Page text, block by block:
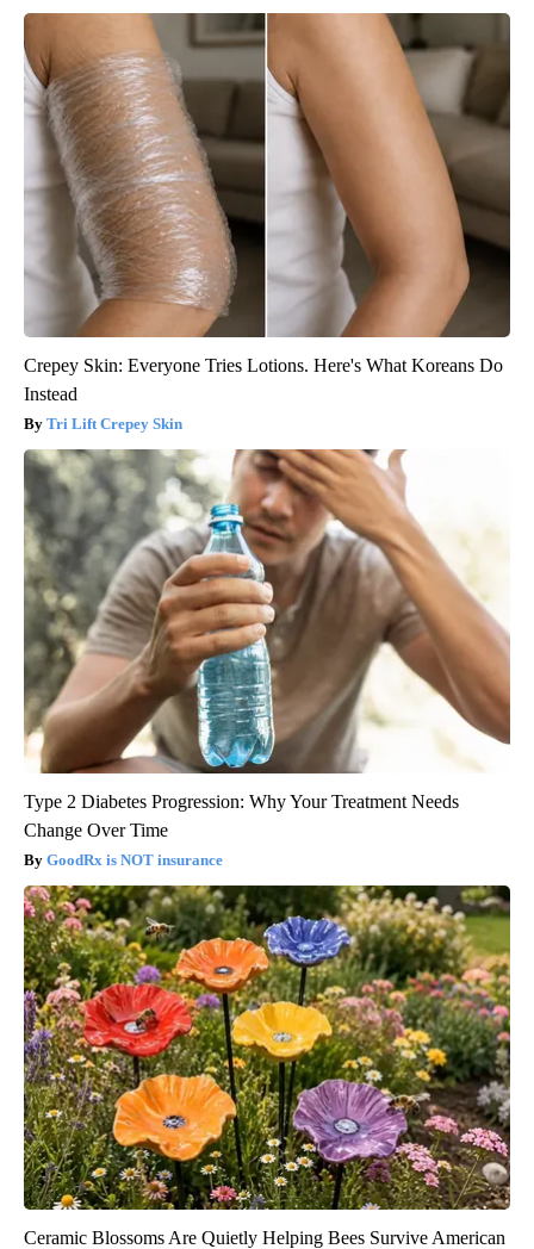
Crepey Skin: Everyone Tries Lotions. Here's What Koreans Do
Instead
Tri Lift Crepey Skin
Type 2 Diabetes Progression: Why Your Treatment Needs
Change Over Time
GoodRx is NOT insurance
Ceramic Blossoms Are Quietly Helping Bees Survive American